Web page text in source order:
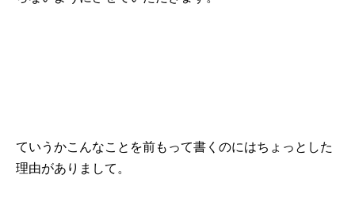
ていうかこんなことを前もって書くのにはちょっとした
理由がありまして。